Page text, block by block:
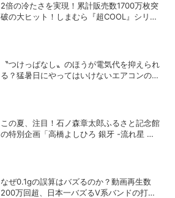
2倍の冷たさを実現！累計販売数1700万枚突
破の大ヒット！しまむら『超COOL』シリー
〝つけっぱなし〟のほうが電気代を抑えられ
る？猛暑日にやってはいけないエアコンの使
この夏、注目！石ノ森章太郎ふるさと記念館
の特別企画「高橋よしひろ 銀牙 -流れ星 銀-
なぜ0.1gの誤算はバズるのか？動画再生数
200万回超、日本一バズるV系バンドの打算